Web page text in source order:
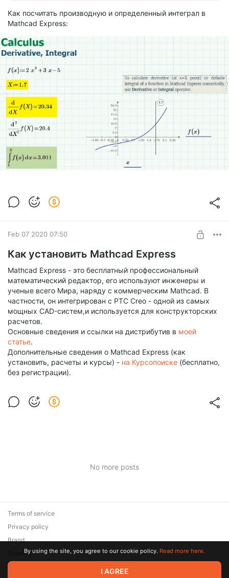
Как посчитать производную и определенный интеграл в
Mathcad Express:
Feb 07 2020 07:50
Как установить Mathcad Express
Mathcad Express - это бесплатный профессиональный
математический редактор, его используют инженеры и
ученые всего Мира, наряду с коммерческим Mathcad. В
частности, он интегрирован с PTC Creo - одной из самых
мощных CAD-систем,и используется для конструкторских
расчетов.
Основные сведения и ссылки на дистрибутив в моей
статье.
Дополнительные сведения о Mathcad Express (как
установить, расчеты и курсы) - на Курсопоиске (бесплатно,
без регистрации).
No more posts
© 2026 Zaya Solutions Limited. All rights reserved. All trademarks
Terms of service
Privacy policy
Brand
SupportBy using the site, you agree to our cookie policy. Read more here.
I AGREE